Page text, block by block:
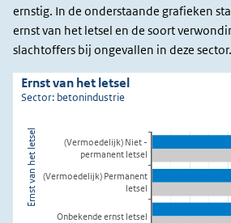
ernstig. In de onderstaande grafieken
ernst van het letsel en de soort
slachtoffers bij ongevallen in deze sector.